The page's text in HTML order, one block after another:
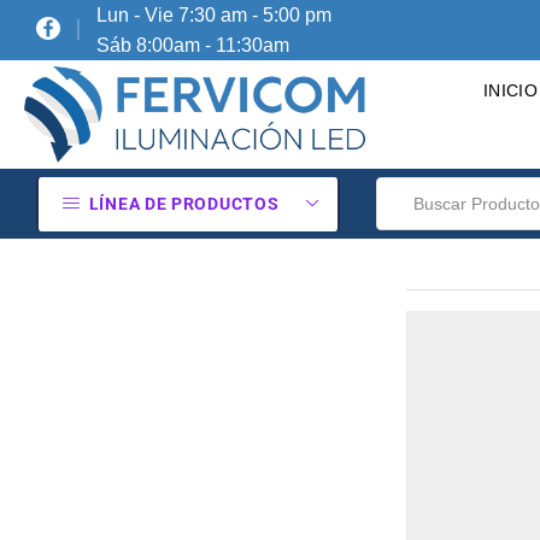
Lun - Vie 7:30 am - 5:00 pm
Sáb 8:00am - 11:30am
INICIO
LÍNEA DE PRODUCTOS